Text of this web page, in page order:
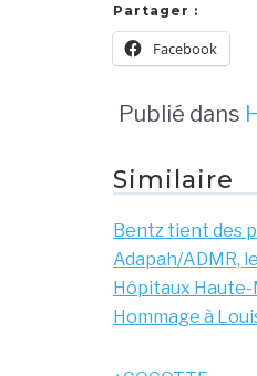
Partager :
Facebook
Publié dans
Similaire
Bentz tient des
Adapah/ADMR,
Hôpitaux
Hommage à